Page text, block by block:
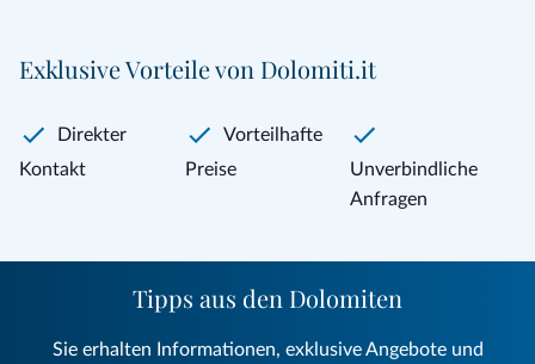
Exklusive Vorteile von Dolomiti.it
Direkter
Kontakt
Vorteilhafte
Preise
Unverbindliche
Anfragen
Tipps aus den Dolomiten
Sie erhalten Informationen, exklusive Angebote und